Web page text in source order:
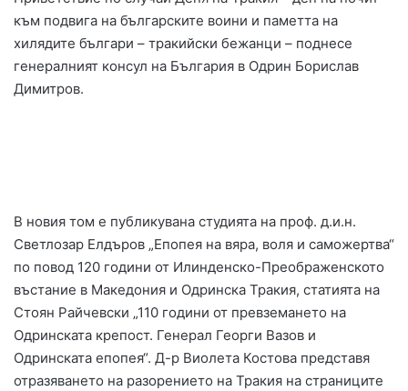
към подвига на българските воини и паметта на
хилядите българи – тракийски бежанци – поднесе
генералният консул на България в Одрин Борислав
Димитров.
В новия том е публикувана студията на проф. д.и.н.
Светлозар Елдъров „Епопея на вяра, воля и саможертва“
по повод 120 години от Илинденско-Преображенското
въстание в Македония и Одринска Тракия, статията на
Стоян Райчевски „110 години от превземането на
Одринската крепост. Генерал Георги Вазов и
Одринската епопея“. Д-р Виолета Костова представя
отразяването на разорението на Тракия на страниците